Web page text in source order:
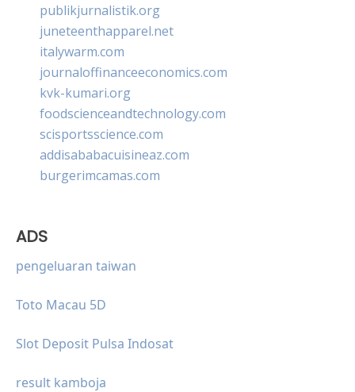
publikjurnalistik.org
juneteenthapparel.net
italywarm.com
journaloffinanceeconomics.com
kvk-kumari.org
foodscienceandtechnology.com
scisportsscience.com
addisababacuisineaz.com
burgerimcamas.com
ADS
pengeluaran taiwan
Toto Macau 5D
Slot Deposit Pulsa Indosat
result kamboja